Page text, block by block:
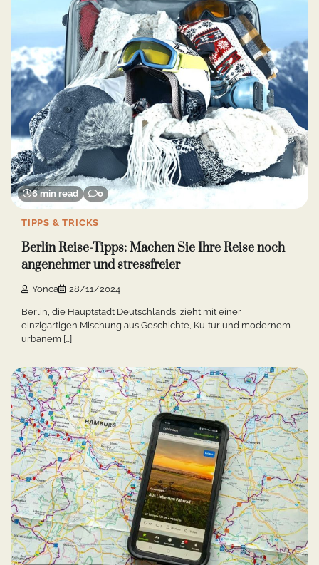
6 min read 0
TIPPS & TRICKS
Berlin Reise-Tipps: Machen Sie Ihre Reise noch
angenehmer und stressfreier
Yonca 28/11/2024
Berlin, die Hauptstadt Deutschlands, zieht mit einer
einzigartigen Mischung aus Geschichte, Kultur und modernem
urbanem […]